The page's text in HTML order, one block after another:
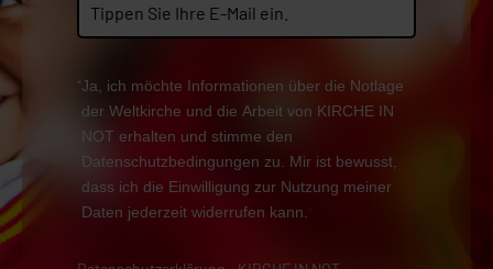
Ja, ich möchte Informationen über die Notlage
der Weltkirche und die Arbeit von KIRCHE IN
NOT erhalten und stimme den
Datenschutzbedingungen zu. Mir ist bewusst,
dass ich die Einwilligung zur Nutzung meiner
Daten jederzeit widerrufen kann. *